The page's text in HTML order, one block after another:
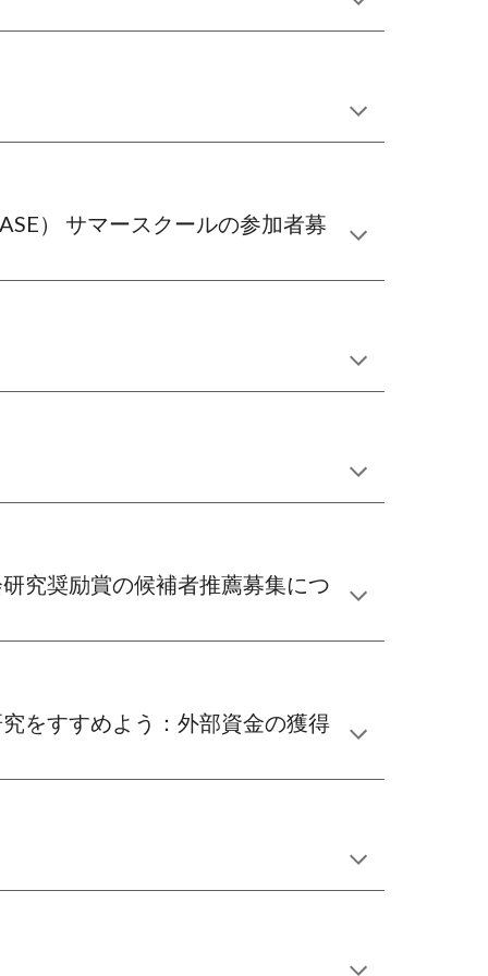
） サマースクールの参加者募
究奨励賞の候補者推薦募集につ
をすすめよう：外部資金の獲得